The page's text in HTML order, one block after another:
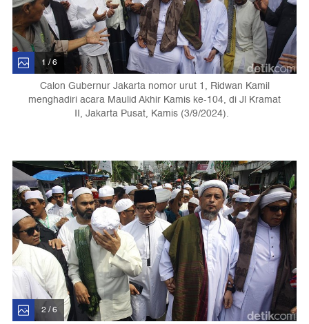
1 / 6
Calon Gubernur Jakarta nomor urut 1, Ridwan Kamil
menghadiri acara Maulid Akhir Kamis ke-104, di Jl Kramat
II, Jakarta Pusat, Kamis (3/9/2024).
2 / 6